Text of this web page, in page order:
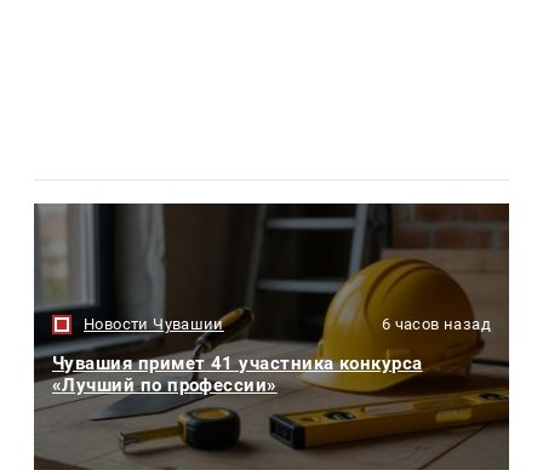
Новости Чувашии 6 часов назад
Чувашия примет 41 участника конкурса
«Лучший по профессии»